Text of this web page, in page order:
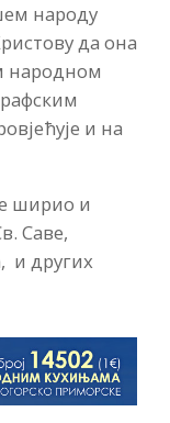
народу
да она
народном
и на
ширио и
Саве,
и других